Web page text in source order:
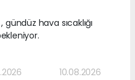
, gündüz hava sıcaklığı
10.08.2026